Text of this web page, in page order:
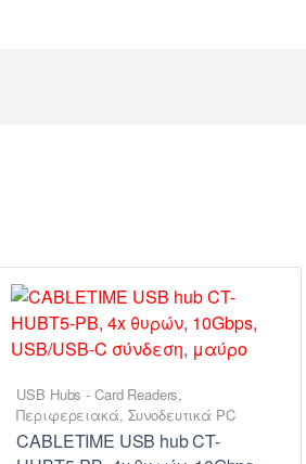
USB Hubs - Card Readers,
Περιφερειακά, Συνοδευτικά PC
CABLETIME USB hub CT-